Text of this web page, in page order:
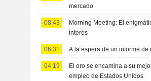
mercado
08:43
Morning Meeting: El
interés
06:31 A la espera de un informe
04:19
El oro se encamina a su
empleo de Estados Unidos